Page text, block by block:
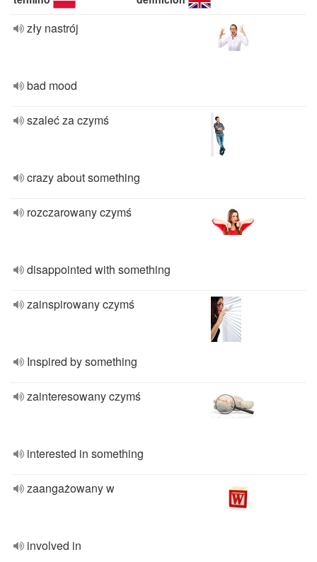
zły nastrój
bad mood
szaleć za czymś
crazy about something
rozczarowany czymś
disappointed with something
zainspirowany czymś
Inspired by something
zainteresowany czymś
interested in something
zaangażowany w
involved in